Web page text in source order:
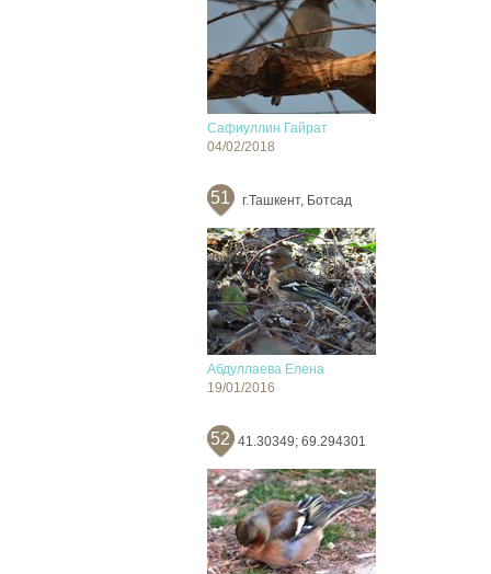
Сафиуллин Гайрат
04/02/2018
51 г.Ташкент, Ботсад
Абдуллаева Елена
19/01/2016
52 41.30349; 69.294301